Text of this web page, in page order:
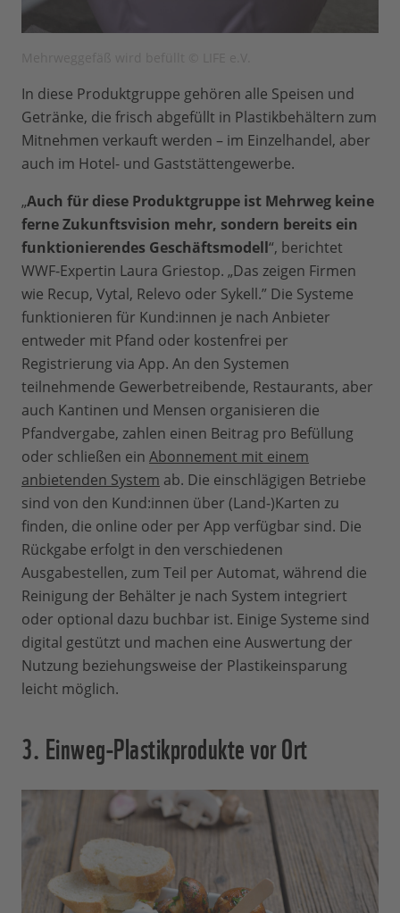
In diese Produktgruppe gehören alle Speisen und
Getränke, die frisch abgefüllt in Plastikbehältern zum
Mitnehmen verkauft werden – im Einzelhandel, aber
auch im Hotel- und Gaststättengewerbe.
„Auch für diese Produktgruppe ist Mehrweg keine
ferne Zukunftsvision mehr, sondern bereits ein
funktionierendes Geschäftsmodell“, berichtet
WWF-Expertin Laura Griestop. „Das zeigen Firmen
wie Recup, Vytal, Relevo oder Sykell.” Die Systeme
funktionieren für Kund:innen je nach Anbieter
entweder mit Pfand oder kostenfrei per
Registrierung via App. An den Systemen
teilnehmende Gewerbetreibende, Restaurants, aber
auch Kantinen und Mensen organisieren die
Pfandvergabe, zahlen einen Beitrag pro Befüllung
oder schließen ein Abonnement mit einem
anbietenden System ab. Die einschlägigen Betriebe
sind von den Kund:innen über (Land-)Karten zu
finden, die online oder per App verfügbar sind. Die
Rückgabe erfolgt in den verschiedenen
Ausgabestellen, zum Teil per Automat, während die
Reinigung der Behälter je nach System integriert
oder optional dazu buchbar ist. Einige Systeme sind
digital gestützt und machen eine Auswertung der
Nutzung beziehungsweise der Plastikeinsparung
leicht möglich.
3. Einweg-Plastikprodukte vor Ort